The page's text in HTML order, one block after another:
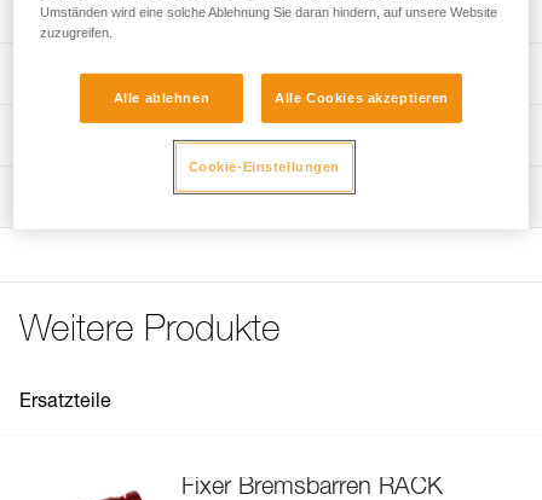
Leistungsverzeichnis
- kompatibel mit halbstatischen Seilen von 9 bis 13 mm
das Seil geschont,
- das Seil kann sich nicht verdrehen,
Auswechseln der Bremsbarren (D11300, D11250 und
Technische Spezifikationen
Material: Struktur aus rostfreiem Stahl, Bremsbarren aus
Zugrundeliegende Spezifikationen
Referenz : D11
Technische Informationen
Gebrauchsanleitung
Häufige Fragen
Weitere Produkte
Ersatzteile
Fixer Bremsbarren RACK
Umständen wird eine solche Ablehnung Sie daran hindern, auf unsere Website
zuzugreifen.
Alle ablehnen Alle Cookies akzeptieren
Cookie-Einstellungen